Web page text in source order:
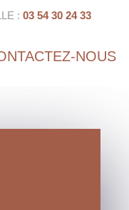
: 03 54 30 24 33
NOUS